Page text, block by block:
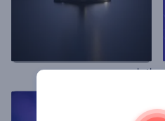
افتتاحية مدونة صوتية